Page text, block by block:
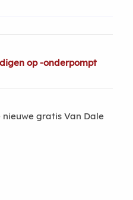
op -onderpompt
gratis Van Dale